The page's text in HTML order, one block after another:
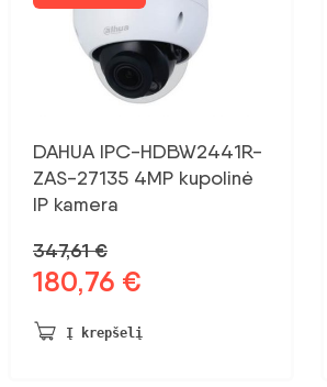
DAHUA IPC-HDBW2441R-
ZAS-27135 4MP kupolinė
IP kamera
347,61€
Pradinė
buvo:
180,76 €
180,76 €.
Į krepšelį